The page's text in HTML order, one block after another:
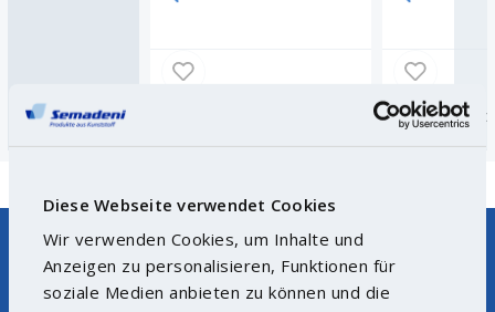
Diese Webseite verwendet Cookies
Wir verwenden Cookies, um Inhalte und
Anzeigen zu personalisieren, Funktionen für
soziale Medien anbieten zu können und die
Quantity